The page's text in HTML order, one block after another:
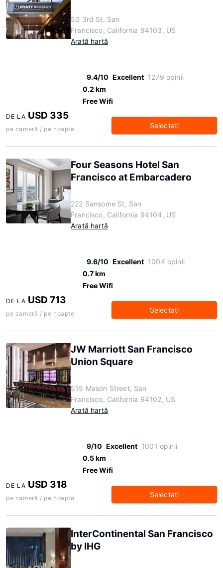
50 3rd St, San
Francisco, California 94103, US
Arată hartă
9.4/10 Excellent 1279 opinii
0.2 km
Free Wifi
DE LA USD 335
pe cameră / pe noapte Selectaţi
Four Seasons Hotel San
Francisco at Embarcadero
222 Sansome St, San
Francisco, California 94104, US
Arată hartă
9.6/10 Excellent 1004 opinii
0.7 km
Free Wifi
DE LA USD 713
pe cameră / pe noapte Selectaţi
JW Marriott San Francisco
Union Square
515 Mason Street, San
Francisco, California 94102, US
Arată hartă
9/10 Excellent 1001 opinii
0.5 km
Free Wifi
DE LA USD 318
pe cameră / pe noapte Selectaţi
InterContinental San Francisco
by IHG